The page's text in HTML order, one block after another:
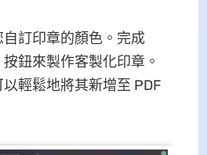
訂印章的顏色。完成
鈕來製作客製化印章。
輕鬆地將其新增至 PDF